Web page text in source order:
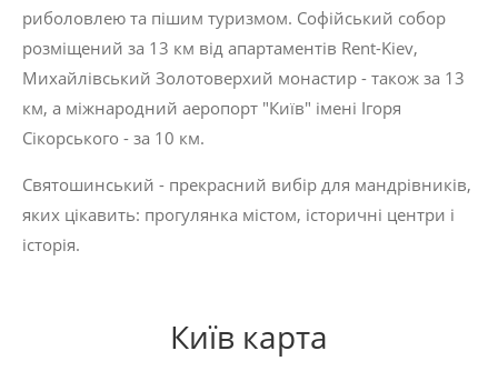
риболовлею та пішим туризмом. Софійський собор
розміщений за 13 км від апартаментів Rent-Kiev,
Михайлівський Золотоверхий монастир - також за 13
км, а міжнародний аеропорт "Київ" імені Ігоря
Сікорського - за 10 км.
Святошинський - прекрасний вибір для мандрівників,
яких цікавить: прогулянка містом, історичні центри і
історія.
Київ карта